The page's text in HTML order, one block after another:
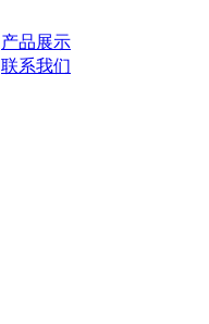
产品展示
联系我们